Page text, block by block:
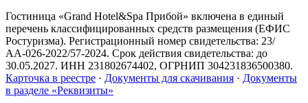
Гостиница «Grand Hotel&Spa Прибой» включена в единый
перечень классифицированных средств размещения (ЕФИС
Ростуризма). Регистрационный номер свидетельства: 23/
АА-026-2022/57-2024. Срок действия свидетельства: до
30.05.2027. ИНН 231802674402, ОГРНИП 304231836500380.
Карточка в реестре · Документы для скачивания · Документы
в разделе «Реквизиты»